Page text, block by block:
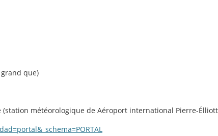
que)
météorologique de Aéroport international Pierre-